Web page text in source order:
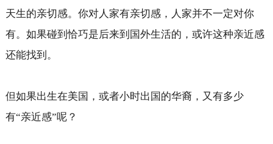
天生的亲切感。你对人家有亲切感，人家并不一定对你
有。如果碰到恰巧是后来到国外生活的，或许这种亲近感
还能找到。
但如果出生在美国，或者小时出国的华裔，又有多少
有“亲近感”呢？